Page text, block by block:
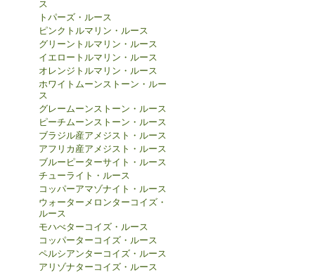
ス
トパーズ・ルース
ピンクトルマリン・ルース
グリーントルマリン・ルース
イエロートルマリン・ルース
オレンジトルマリン・ルース
ホワイトムーンストーン・ルー
ス
グレームーンストーン・ルース
ピーチムーンストーン・ルース
ブラジル産アメジスト・ルース
アフリカ産アメジスト・ルース
ブルーピーターサイト・ルース
チューライト・ルース
コッパーアマゾナイト・ルース
ウォーターメロンターコイズ・
ルース
モハべターコイズ・ルース
コッパーターコイズ・ルース
ペルシアンターコイズ・ルース
アリゾナターコイズ・ルース